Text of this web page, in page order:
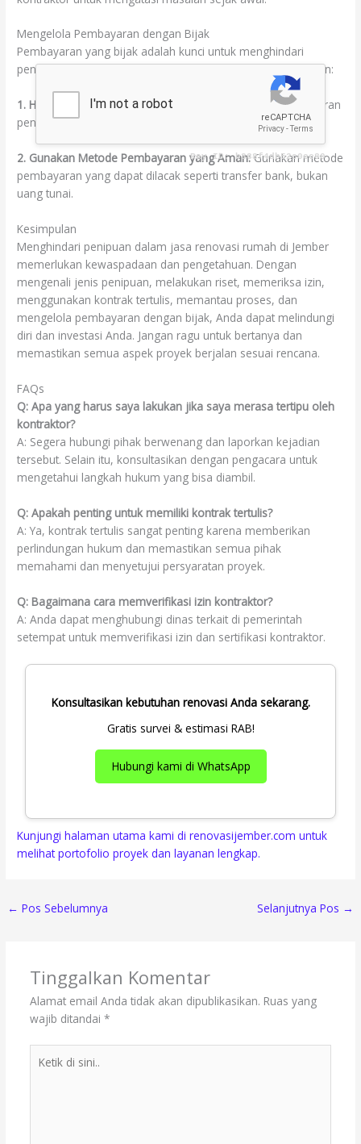
Mengelola Pembayaran dengan Bijak
Pembayaran yang bijak adalah kunci untuk menghindari
penipuan. Berikut adalah beberapa saran terkait pembayaran:
1. Hindari Pembayaran di Muka:
Sebaiknya hindari pembayaran
penuh di muka. Bayar sesuai kemajuan pekerjaan.
2. Gunakan Metode Pembayaran yang Aman:Gunakan metode
pembayaran yang dapat dilacak seperti transfer bank, bukan
uang tunai.
Kesimpulan
Menghindari penipuan dalam jasa renovasi rumah di Jember
memerlukan kewaspadaan dan pengetahuan. Dengan
mengenali jenis penipuan, melakukan riset, memeriksa izin,
menggunakan kontrak tertulis, memantau proses, dan
mengelola pembayaran dengan bijak, Anda dapat melindungi
diri dan investasi Anda. Jangan ragu untuk bertanya dan
memastikan semua aspek proyek berjalan sesuai rencana.
FAQs
Q: Apa yang harus saya lakukan jika saya merasa tertipu oleh
kontraktor?
A: Segera hubungi pihak berwenang dan laporkan kejadian
tersebut. Selain itu, konsultasikan dengan pengacara untuk
mengetahui langkah hukum yang bisa diambil.
Q: Apakah penting untuk memiliki kontrak tertulis?
A: Ya, kontrak tertulis sangat penting karena memberikan
perlindungan hukum dan memastikan semua pihak
memahami dan menyetujui persyaratan proyek.
Q: Bagaimana cara memverifikasi izin kontraktor?
A: Anda dapat menghubungi dinas terkait di pemerintah
setempat untuk memverifikasi izin dan sertifikasi kontraktor.
Konsultasikan kebutuhan renovasi Anda sekarang.
Gratis survei & estimasi RAB!
Hubungi kami di WhatsApp
Kunjungi halaman utama kami di renovasijember.com untuk
melihat portofolio proyek dan layanan lengkap.
← Pos Sebelumnya Selanjutnya Pos →
Tinggalkan Komentar
Alamat email Anda tidak akan dipublikasikan. Ruas yang
wajib ditandai *